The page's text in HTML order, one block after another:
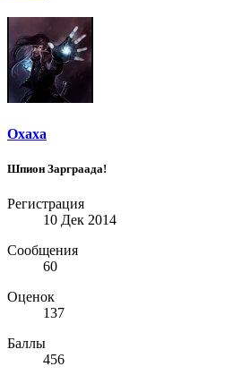
Oxaxa
Шпион Зарграада!
Регистрация
10 Дек 2014
Сообщения
60
Оценок
137
Баллы
456